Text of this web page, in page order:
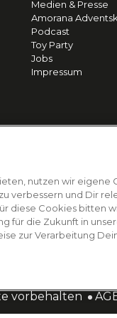
Medien & Presse
Amorana
Podcast
Toy Party
Jobs
Impressum
vorbehalten
nutzen wir eigene
verbessern und Dir
diese Cookies bitten
für die Zukunft in
zur Verarbeitung